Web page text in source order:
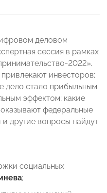
деловом
сессия в рамках
2022».
инвесторов;
дело стало прибыльным
эффектом; какие
федеральные
другие вопросы найдут
социальных
;